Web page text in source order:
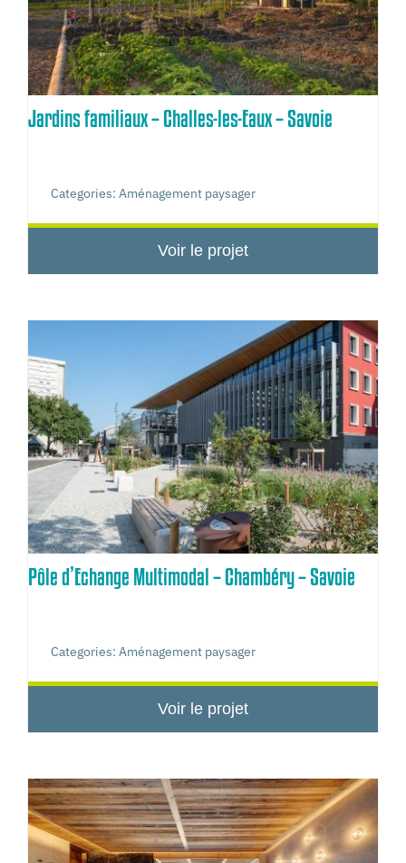
Jardins familiaux – Challes-les-Eaux – Savoie
Categories: Aménagement paysager
Voir le projet
Pôle d’Echange Multimodal – Chambéry – Savoie
Categories: Aménagement paysager
Voir le projet